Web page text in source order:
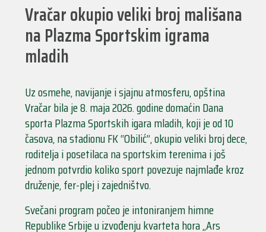
Vračar okupio veliki broj mališana
na Plazma Sportskim igrama
mladih
Uz osmehe, navijanje i sjajnu atmosferu, opština
Vračar bila je 8. maja 2026. godine domaćin Dana
sporta Plazma Sportskih igara mladih, koji je od 10
časova, na stadionu FK “Obilić”, okupio veliki broj dece,
roditelja i posetilaca na sportskim terenima i još
jednom potvrdio koliko sport povezuje najmlađe kroz
druženje, fer-plej i zajedništvo.
Svečani program počeo je intoniranjem himne
Republike Srbije u izvođenju kvarteta hora „Ars